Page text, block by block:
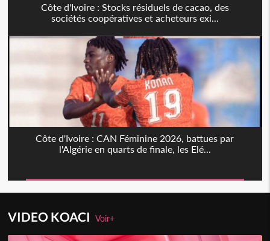
Côte d'Ivoire : Stocks résiduels de cacao, des
sociétés coopératives et acheteurs exi...
Côte d'Ivoire : CAN Féminine 2026, battues par
l'Algérie en quarts de finale, les Elé...
VIDEO KOACIVoir+